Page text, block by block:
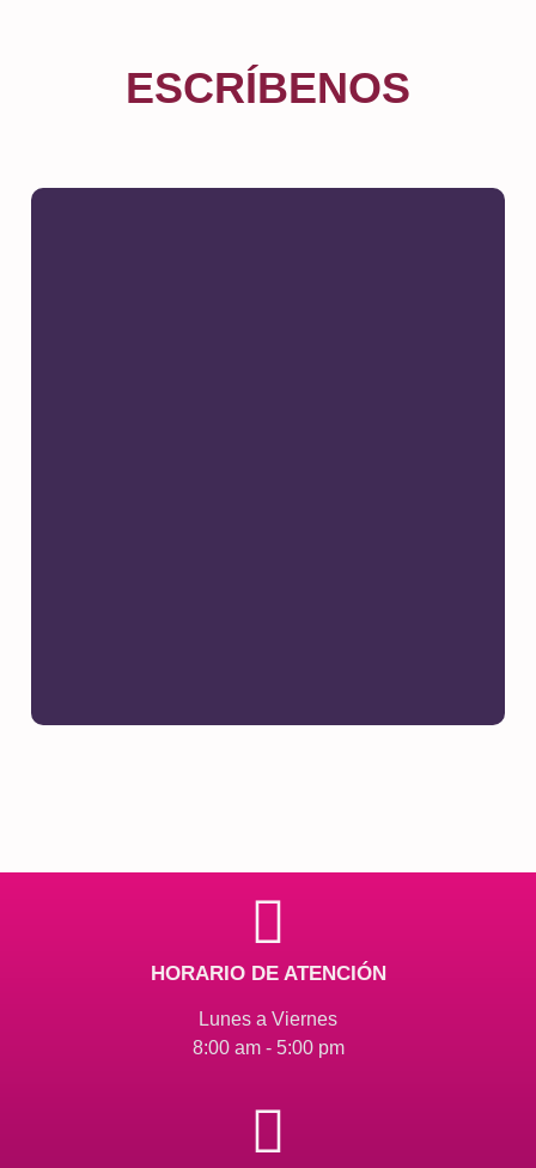
ESCRÍBENOS
HORARIO DE ATENCIÓN
Lunes a Viernes
8:00 am - 5:00 pm